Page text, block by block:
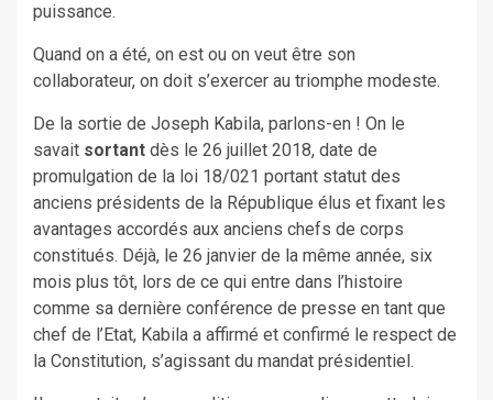
puissance.
Quand on a été, on est ou on veut être son
collaborateur, on doit s’exercer au triomphe modeste.
De la sortie de Joseph Kabila, parlons-en ! On le
savait sortant dès le 26 juillet 2018, date de
promulgation de la loi 18/021 portant statut des
anciens présidents de la République élus et fixant les
avantages accordés aux anciens chefs de corps
constitués. Déjà, le 26 janvier de la même année, six
mois plus tôt, lors de ce qui entre dans l’histoire
comme sa dernière conférence de presse en tant que
chef de l’Etat, Kabila a affirmé et confirmé le respect de
la Constitution, s’agissant du mandat présidentiel.